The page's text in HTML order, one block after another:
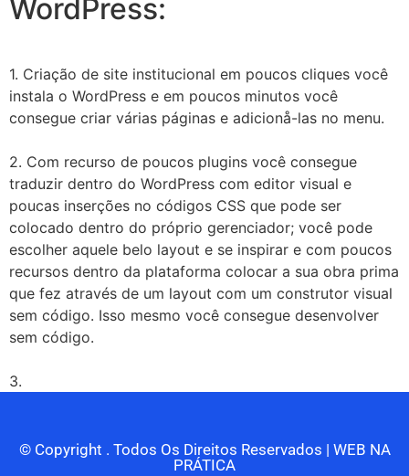
WordPress:
1. Criação de site institucional em poucos cliques você
instala o WordPress e em poucos minutos você
consegue criar várias páginas e adicionå-las no menu.
2. Com recurso de poucos plugins você consegue
traduzir dentro do WordPress com editor visual e
poucas inserções no códigos CSS que pode ser
colocado dentro do próprio gerenciador; você pode
escolher aquele belo layout e se inspirar e com poucos
recursos dentro da plataforma colocar a sua obra prima
que fez através de um layout com um construtor visual
sem código. Isso mesmo você consegue desenvolver
sem código.
3.
© Copyright . Todos Os Direitos Reservados | WEB NA
PRÁTICA